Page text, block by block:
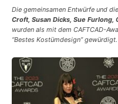
Die gemeinsamen Entwürfe und
Croft, Susan Dicks, Sue
wurden als mit dem CAFTCAD-
“Bestes Kostümdesign” gewürdigt.